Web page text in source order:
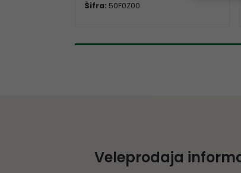
Šifra: 50F0Z00
Veleprodaja